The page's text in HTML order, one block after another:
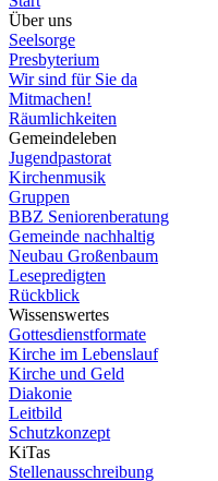
Über uns
Seelsorge
Presbyterium
Wir sind für Sie da
Mitmachen!
Räumlichkeiten
Gemeindeleben
Jugendpastorat
Kirchenmusik
Gruppen
BBZ Seniorenberatung
Gemeinde nachhaltig
Neubau Großenbaum
Lesepredigten
Rückblick
Wissenswertes
Gottesdienstformate
Kirche im Lebenslauf
Kirche und Geld
Diakonie
Leitbild
Schutzkonzept
KiTas
Stellenausschreibung